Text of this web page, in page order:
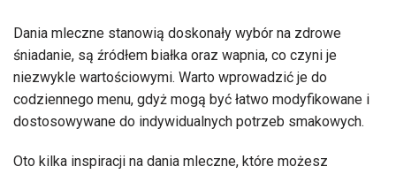
Dania mleczne stanowią doskonały wybór na zdrowe
śniadanie, są źródłem białka oraz wapnia, co czyni je
niezwykle wartościowymi. Warto wprowadzić je do
codziennego menu, gdyż mogą być łatwo modyfikowane i
dostosowywane do indywidualnych potrzeb smakowych.
Oto kilka inspiracji na dania mleczne, które możesz